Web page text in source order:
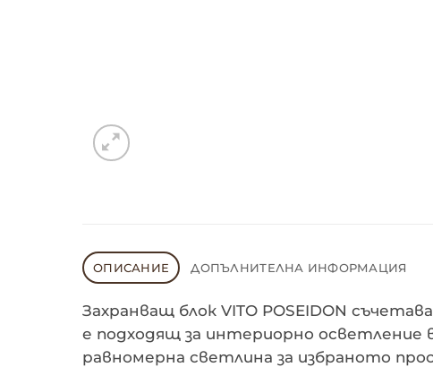
ОПИСАНИЕ ДОПЪЛНИТЕЛНА ИНФОРМАЦИЯ
Захранващ блок VITO POSEIDON
е подходящ за интериорно осветление
равномерна светлина за избраното